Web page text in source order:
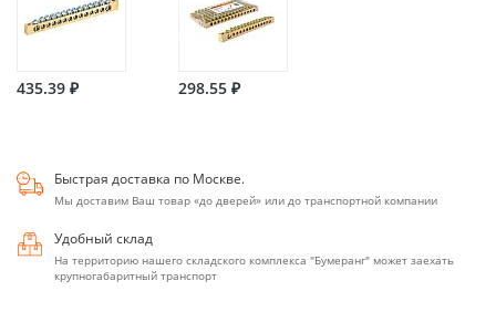
435.39 ₽ 298.55 ₽
Быстрая доставка по Москве.
Мы доставим Ваш товар «до дверей» или до транспортной компании
Удобный склад
На территорию нашего складского комплекса "Бумеранг" может заехать
крупногабаритный транспорт